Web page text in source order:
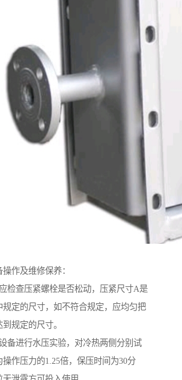
作及维修保养：
检查压紧螺栓是否松动，压紧尺寸A是
规定的尺寸，如不符合规定，应均匀把
规定的尺寸。
备进行水压实验，对冷热两侧分别试
作压力的1.25倍，保压时间为30分